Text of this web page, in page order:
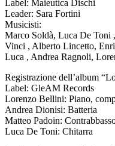
Label: Maieutica Dischi
Leader: Sara Fortini
Musicisti:
Marco Soldà, Luca De Toni
Vinci , Alberto Lincetto,
Luca , Andrea Ragnoli,
Registrazione dell’album
Label: GleAM Records
Lorenzo Bellini: Piano,
Andrea Dionisi: Batteria
Matteo Padoin:
Luca De Toni: Chitarra